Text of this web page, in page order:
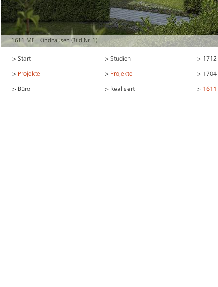
1611 MFH Kindhausen (Bild Nr. 1)
> Start
> Projekte
> Büro
> Studien
> Projekte
> Realisiert
>
>
>